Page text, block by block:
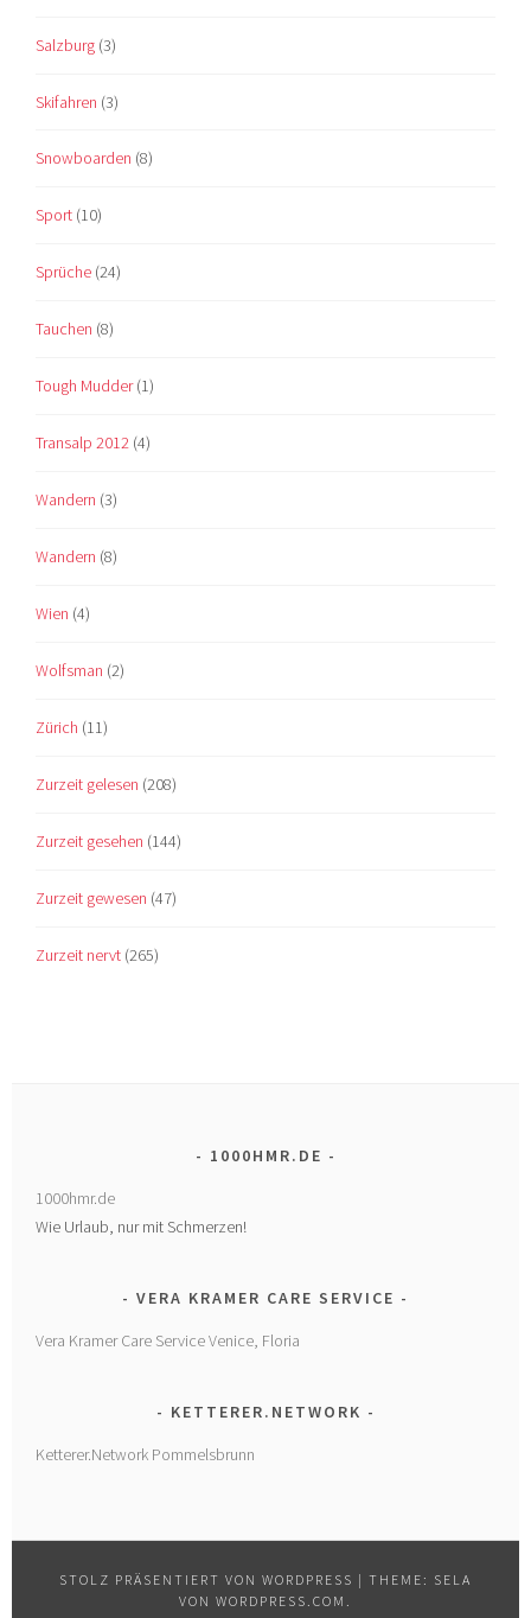
Salzburg (3)
Skifahren (3)
Snowboarden (8)
Sport (10)
Sprüche (24)
Tauchen (8)
Tough Mudder(1)
Transalp 2012 (4)
Wandern (3)
Wandern (8)
Wien (4)
Wolfsman (2)
Zürich (11)
Zurzeit gelesen (208)
Zurzeit gesehen (144)
Zurzeit gewesen (47)
Zurzeit nervt (265)
1000HMR.DE
1000hmr.de
Wie Urlaub, nur mit Schmerzen!
VERA KRAMER CARE SERVICE
Vera Kramer Care Service Venice, Floria
KETTERER.NETWORK
Ketterer.Network Pommelsbrunn
STOLZ PRÄSENTIERT VON WORDPRESS | THEME: SELA
VON WORDPRESS.COM